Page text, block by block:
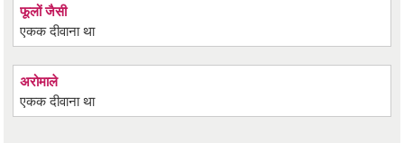
फूलों जैसी
एकक दीवाना था
अरोमाले
एकक दीवाना था